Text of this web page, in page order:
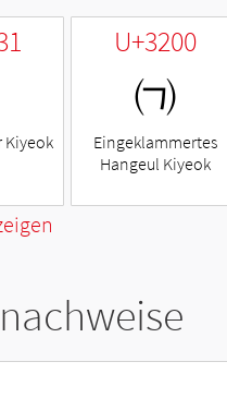
Kiyeok
U+3200
㈀
Eingeklammertes
Hangeul Kiyeok